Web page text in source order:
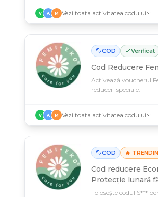
V A M Vezi toata activitatea codului
COD Verificat
Cod Reducere
Activează voucherul
reduceri speciale.
V A M Vezi toata activitatea codului
COD 🔥
Cod reducere
Protecție lunară
Folosește codul S***